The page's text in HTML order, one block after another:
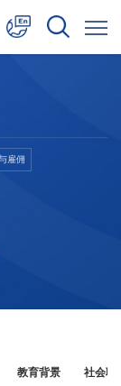
雇佣
教育背景 社会职